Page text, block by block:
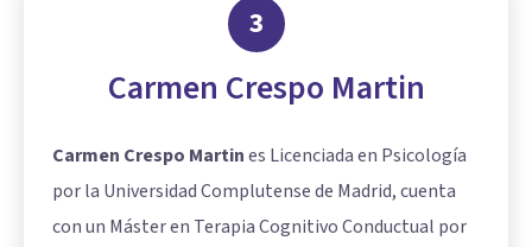
3
Carmen Crespo Martin
Carmen Crespo Martines Licenciada en Psicología
por la Universidad Complutense de Madrid, cuenta
con un Máster en Terapia Cognitivo Conductual por